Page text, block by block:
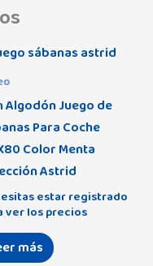
Algodón Juego de
Para Coche
Color Menta
Astrid
estar registrado
ver los precios
más